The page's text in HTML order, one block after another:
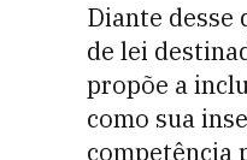
Diante
de lei
propõe a
como sua
competência